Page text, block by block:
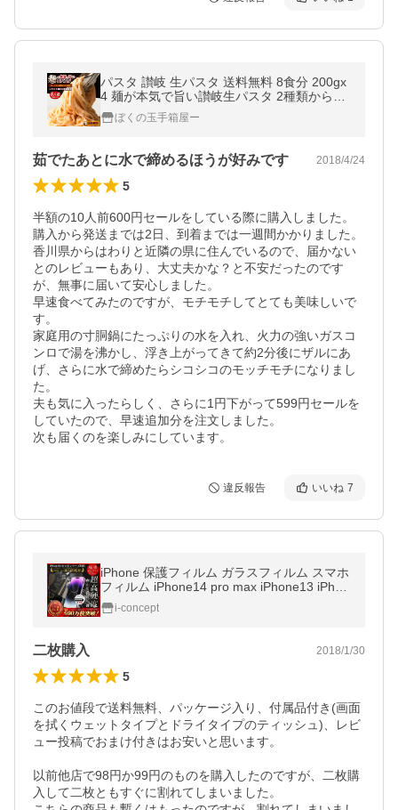
パスタ 讃岐 生パスタ 送料無料 8食分 200gx
4 麺が本気で旨い讃岐生パスタ 2種類から麺
が選べる 食物繊維入り お徳用 お買得 ポイン
ト利用
ぼくの玉手箱屋ー
茹でたあとに水で締めるほうが好みです 2018/4/24
5
半額の10人前600円セールをしている際に購入しました。
購入から発送までは2日、到着までは一週間かかりました。
香川県からはわりと近隣の県に住んでいるので、届かない
とのレビューもあり、大丈夫かな？と不安だったのです
が、無事に届いて安心しました。
早速食べてみたのですが、モチモチしてとても美味しいで
す。
家庭用の寸胴鍋にたっぷりの水を入れ、火力の強いガスコ
ンロで湯を沸かし、浮き上がってきて約2分後にザルにあ
げ、さらに水で締めたらシコシコのモッチモチになりまし
た。
夫も気に入ったらしく、さらに1円下がって599円セールを
していたので、早速追加分を注文しました。
次も届くのを楽しみにしています。
違反報告 いいね 7
iPhone 保護フィルム ガラスフィルム スマホ
フィルム iPhone14 pro max iPhone13 iPhon
e12 SE iPhone8 iPhone11 Pro XR XS SE2 2
023年最新版 送料無料 セール
i-concept
二枚購入 2018/1/30
5
このお値段で送料無料、パッケージ入り、付属品付き(画面
を拭くウェットタイプとドライタイプのティッシュ)、レビ
ュー投稿でおまけ付きはお安いと思います。
以前他店で98円か99円のものを購入したのですが、二枚購
入して二枚ともすぐに割れてしまいました。